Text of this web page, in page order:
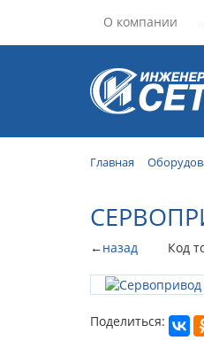
О компании
Главная
←назад Код
Поделиться: